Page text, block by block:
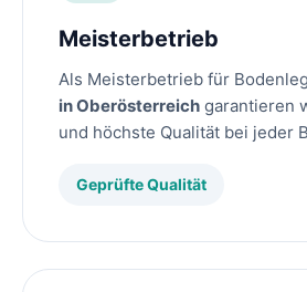
Meisterbetrieb
Als Meisterbetrieb für
in Oberösterreich garantieren
und höchste Qualität bei jeder
Geprüfte Qualität